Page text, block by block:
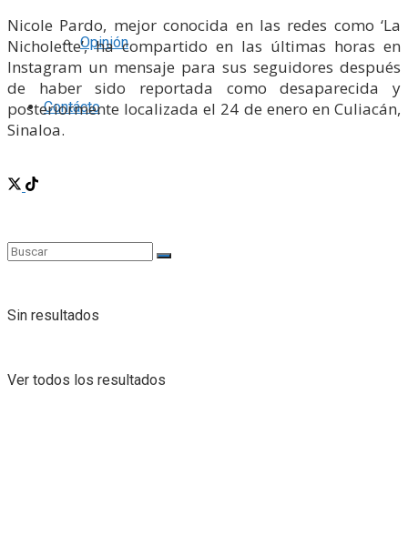
Opinión
Contácto
Sin resultados
Ver todos los resultados
Nicole Pardo, mejor conocida en las redes como ‘La
Nicholette’, ha compartido en las últimas horas en
Instagram un mensaje para sus seguidores después
de haber sido reportada como desaparecida y
posteriormente localizada el 24 de enero en Culiacán,
Sinaloa.